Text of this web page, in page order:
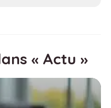
« Actu »